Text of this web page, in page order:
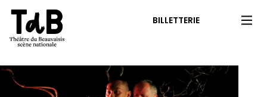
BILLETTERIE